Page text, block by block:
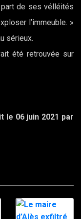
part de ses vélléités
l’immeuble. »
sérieux.
été retrouvée sur
le 06 juin 2021 par